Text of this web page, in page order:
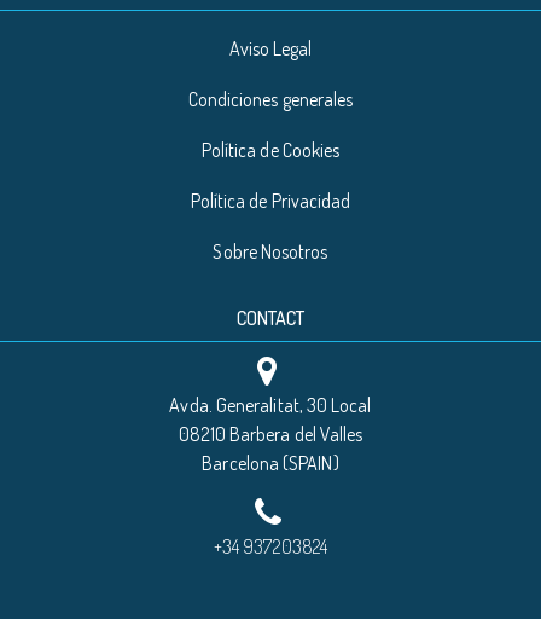
Aviso Legal
Condiciones generales
Política de Cookies
Política de Privacidad
Sobre Nosotros
CONTACT
Avda. Generalitat, 30 Local
08210 Barbera del Valles
Barcelona (SPAIN)
+34 937203824